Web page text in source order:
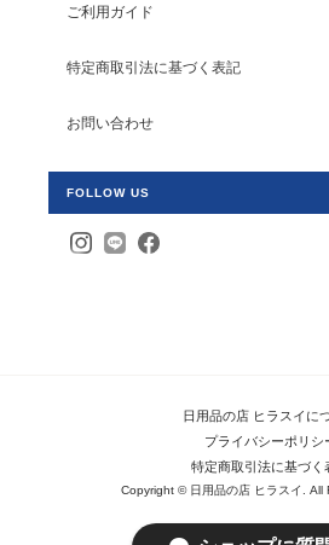
ご利用ガイド
特定商取引法に基づく表記
お問い合わせ
FOLLOW US
日用品の店 ヒラスイに
プライバシーポリシ
特定商取引法に基づく
Copyright © 日用品の店 ヒラスイ. All